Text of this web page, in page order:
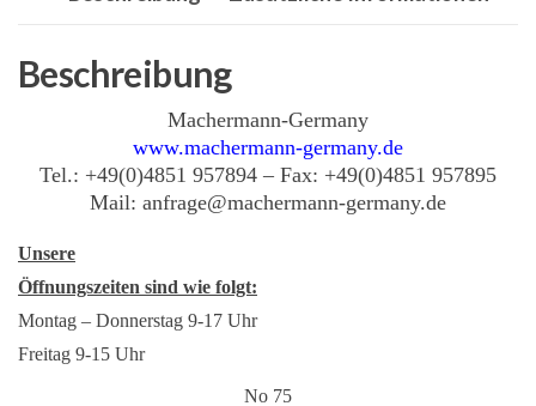
Beschreibung
Machermann-Germany
www.machermann-germany.de
Tel.: +49(0)4851 957894 – Fax: +49(0)4851 957895
Mail: anfrage@machermann-germany.de
Unsere
Öffnungszeiten sind wie folgt:
Montag – Donnerstag 9-17 Uhr
Freitag 9-15 Uhr
No 75